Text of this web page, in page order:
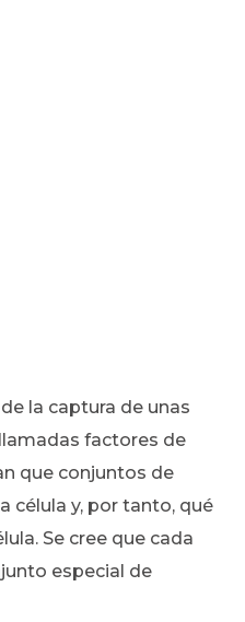
la captura de unas
factores de
que conjuntos de
célula y, por tanto, qué
Se cree que cada
especial de